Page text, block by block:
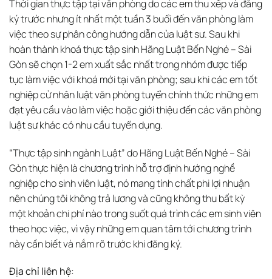
Thời gian thực tập tại văn phòng do các em thu xếp và đăng
ký trước nhưng ít nhất một tuần 3 buổi đến văn phòng làm
việc theo sự phân công hướng dẫn của luật sư. Sau khi
hoàn thành khoá thực tập sinh Hãng Luật Bến Nghé – Sài
Gòn sẽ chọn 1-2 em xuất sắc nhất trong nhóm được tiếp
tục làm việc với khoá mới tại văn phòng; sau khi các em tốt
nghiệp cử nhân luật văn phòng tuyển chính thức những em
đạt yêu cầu vào làm việc hoặc giới thiệu đến các văn phòng
luật sư khác có nhu cầu tuyển dụng.
“Thực tập sinh ngành Luật” do Hãng Luật Bến Nghé – Sài
Gòn thực hiện là chương trình hỗ trợ định hướng nghề
nghiệp cho sinh viên luật, nó mang tính chất phi lợi nhuận
nên chúng tôi không trả lương và cũng không thu bất kỳ
một khoản chi phí nào trong suốt quá trình các em sinh viên
theo học việc, vì vậy những em quan tâm tới chương trình
này cần biết và nắm rõ trước khi đăng ký.
Địa chỉ liên hệ: